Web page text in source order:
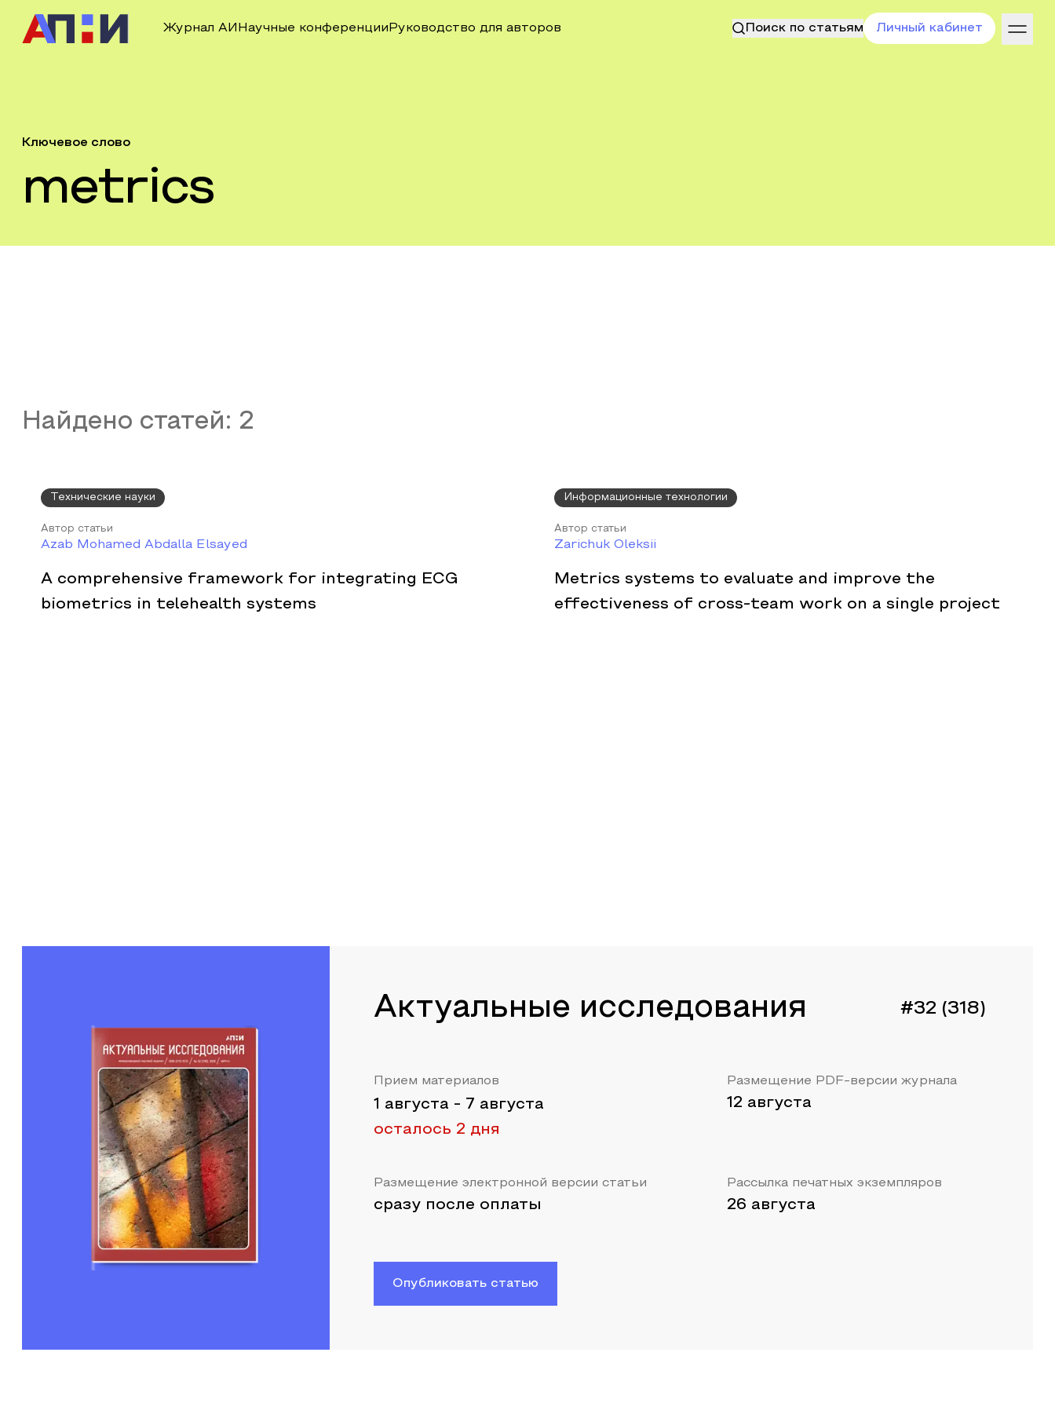
Журнал АИ Научные конференции Руководство для авторов Поиск по статьям Личный кабинет
Ключевое слово
metrics
Найдено статей: 2
Технические науки
Автор статьи
Azab Mohamed Abdalla Elsayed
A comprehensive framework for integrating ECG
biometrics in telehealth systems
Информационные технологии
Автор статьи
Zarichuk Oleksii
Metrics systems to evaluate and improve the
effectiveness of cross-team work on a single project
Актуальные исследования #32 (318)
Прием материалов
1 августа - 7 августа
осталось 2 дня
Размещение PDF-версии журнала
12 августа
Размещение электронной версии статьи
сразу после оплаты
Рассылка печатных экземпляров
26 августа
Опубликовать статью